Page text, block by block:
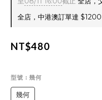
全店，中港澳訂單達
NT$480
型號 : 幾何
幾何